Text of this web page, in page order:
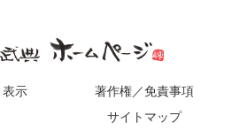
表示
著作権／免責事項
サイトマップ